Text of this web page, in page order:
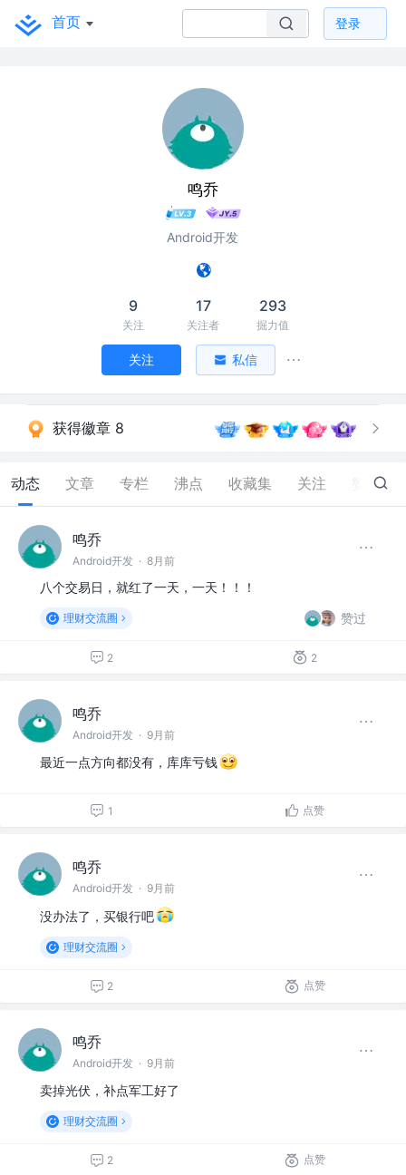
首页 登录
鸣乔
Android开发
9
关注
17
关注者
293
掘力值
关注 私信
获得徽章 8
动态 文章 专栏 沸点 收藏集 关注 24
鸣乔
Android开发 · 8月前
八个交易日，就红了一天，一天！！！
理财交流圈 赞过
2 2
鸣乔
Android开发 · 9月前
最近一点方向都没有，库库亏钱
1 点赞
鸣乔
Android开发 · 9月前
没办法了，买银行吧
理财交流圈
2 点赞
鸣乔
Android开发 · 9月前
卖掉光伏，补点军工好了
理财交流圈
2 点赞